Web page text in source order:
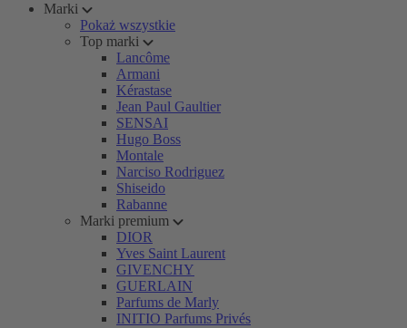
Marki
Pokaż wszystkie
Top marki
Lancôme
Armani
Kérastase
Jean Paul Gaultier
SENSAI
Hugo Boss
Montale
Narciso Rodriguez
Shiseido
Rabanne
Marki premium
DIOR
Yves Saint Laurent
GIVENCHY
GUERLAIN
Parfums de Marly
INITIO Parfums Privés